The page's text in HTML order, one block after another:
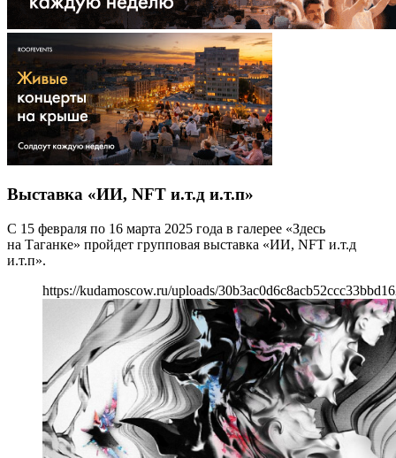
Выставка «ИИ, NFT и.т.д и.т.п»
С 15 февраля по 16 марта 2025 года в галерее «Здесь
на Таганке» пройдет групповая выставка «ИИ, NFT и.т.д
и.т.п».
https://kudamoscow.ru/uploads/